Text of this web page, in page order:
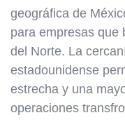
geográfica de
para empresas que
del Norte. La
estadounidense
estrecha y una
operaciones